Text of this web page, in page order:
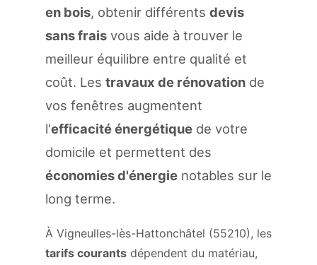
en bois, obtenir différents devis
sans frais vous aide à trouver le
meilleur équilibre entre qualité et
coût. Les travaux de rénovation de
vos fenêtres augmentent
l'efficacité énergétique de votre
domicile et permettent des
économies d'énergie notables sur le
long terme.
À Vigneulles-lès-Hattonchâtel (55210), les
tarifs courants dépendent du matériau,